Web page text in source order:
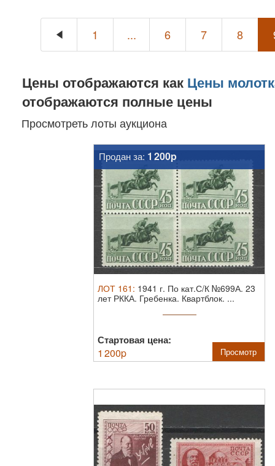
1 ... 6 7 8
Цены отображаются как Цены
отображаются полные цены
Просмотреть лоты аукциона
Продан за: 1 200p
ЛОТ 161 : 1941 г. По кат.С/К №699А. 23
лет РККА. Гребенка. Квартблок. ...
Стартовая цена:
1 200p Просмотр